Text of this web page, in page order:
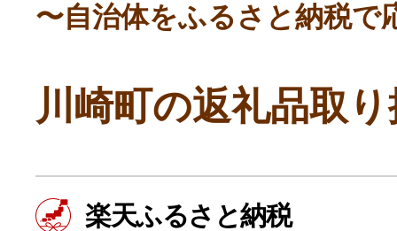
〜自治体をふるさと納税で
川崎町の返礼品取
楽天ふるさと納税